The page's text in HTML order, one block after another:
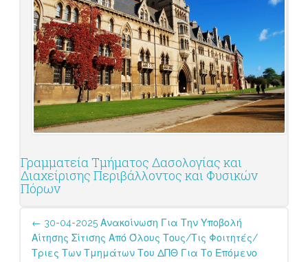
Γραμματεία Τμήματος Δασολογίας και
Διαχείρισης Περιβάλλοντος και Φυσικών
Πόρων
Post
navigation
← 30-04-2025 Ανακοίνωση Για Την Υποβολή
Αίτησης Σίτισης Από Όλους Τους/τις Φοιτητές/
Τριες Των Τμημάτων Του ΔΠΘ Για Το Επόμενο